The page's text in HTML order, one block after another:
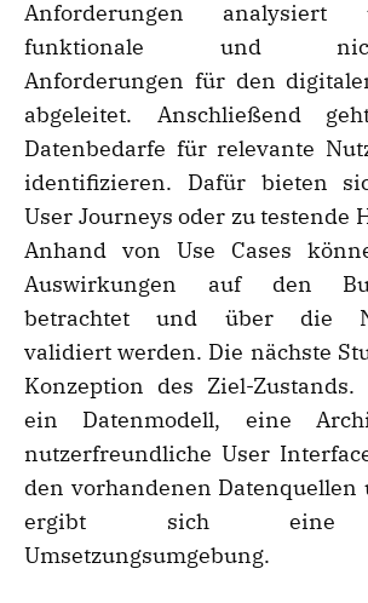
Anforderungen analysiert
funktionale und nicht-
Anforderungen für den
abgeleitet. Anschließend
Datenbedarfe für relevante
identifizieren. Dafür bieten
User Journeys oder zu testende
Anhand von Use Cases
Auswirkungen auf den
betrachtet und über die
validiert werden. Die nächste
Konzeption des Ziel-
ein Datenmodell, eine
nutzerfreundliche User
den vorhandenen
ergibt sich eine
Umsetzungsumgebung.